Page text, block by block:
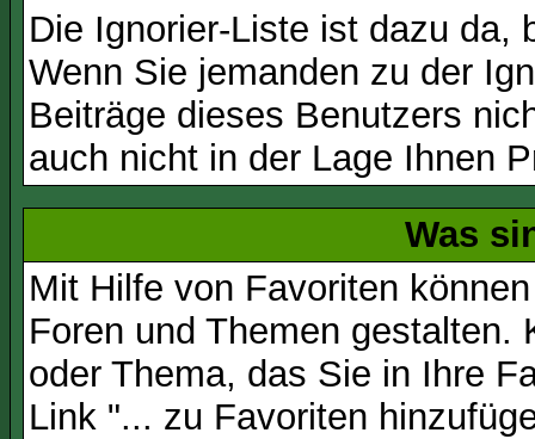
Die Ignorier-Liste ist dazu da,
Wenn Sie jemanden zu der
Beiträge dieses Benutzers
auch nicht in der Lage Ihnen
Was
Mit Hilfe von Favoriten
Foren und Themen
oder Thema, das Sie in Ihre
Link "... zu Favoriten